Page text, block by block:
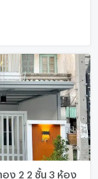
อง 2 2 ชั้น 3 ห้อง